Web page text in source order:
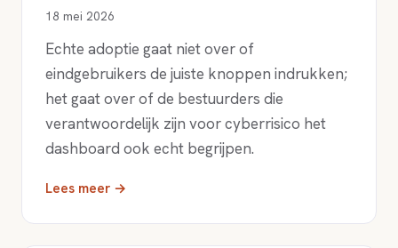
18 mei 2026
Echte adoptie gaat niet over of
eindgebruikers de juiste knoppen indrukken;
het gaat over of de bestuurders die
verantwoordelijk zijn voor cyberrisico het
dashboard ook echt begrijpen.
Lees meer →